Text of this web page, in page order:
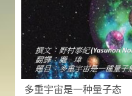
多重宇宙是一种量子态